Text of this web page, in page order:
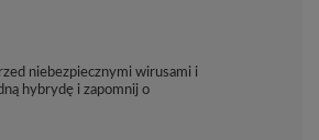
niebezpiecznymi wirusami i
hybrydę i zapomnij o